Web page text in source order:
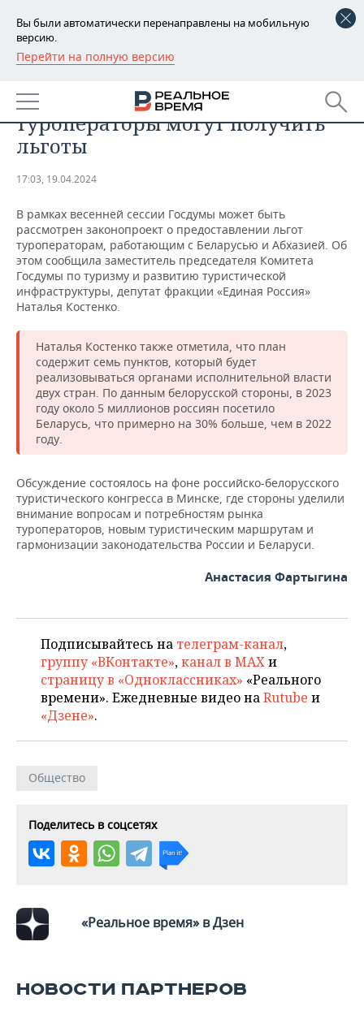
Вы были автоматически перенаправлены на мобильную
версию.
Перейти на полную версию
РЕГИОНЫ
БАШКОРТОСТАН
ТАТАРСТАН
НОВОСТИ
АНАЛИТИКА
ДЕКЛАРАЦИИ О ДОХОДАХ
КОРОЛИ ГОСЗАКАЗА ПФО
ВУЗЫ ТАТАРСТАНА
ТОРГОВЫЕ ЦЕНТРЫ
ТАТАРСТАНА
НОВОСТИ ЭКОНОМИКИ
ФИНАНСЫ
БАНКИ
ИНВЕСТИЦИИ
ПРОМЫШЛЕННОСТЬ
НОВОСТИ
ПРОМЫШЛЕННОСТИ
АГРОПРОМ
МАШИНОСТРОЕНИЕ
НЕФТЕХИМИЯ
НЕФТЬ
ОПК
ЭНЕРГЕТИКА
НЕДВИЖИМОСТЬ
НОВОСТИ НЕДВИЖИМОСТИ
АВТО
НОВОСТИ БИЗНЕСА
РОЗНИЧНАЯ ТОРГОВЛЯ
ТРАНСПОРТ
ТЕХНОЛОГИИ
НОВОСТИ ТЕХНОЛОГИЙ
ТЕЛЕКОММУНИКАЦИИ
МЕРОПРИЯТИЯ
НОВОСТИ МЕРОПРИЯТИЙ
БИЗНЕС-БРАНЧИ
ONLINE-КОНФЕРЕНЦИИ
СПОРТ
ФУТБОЛ
ХОККЕЙ
ВОЛЕЙБОЛ
КИБЕРСПОРТ
ФИГУРНОЕ КАТАНИЕ
НОВОСТИ ОБЩЕСТВА
ВЛАСТЬ
ИСТОРИЯ
КУЛЬТУРА
МЕДИЦИНА
ФОТОГАЛЕРЕЯ
СЮЖЕТЫ
СПИСОК ПЕРСОН
СПИСОК КОМПАНИЙ
ПОЛНАЯ ВЕРСИЯ
Работающие с Белоруссией
туроператоры могут получить
льготы
17:03, 19.04.2024
В рамках весенней сессии Госдумы может быть
рассмотрен законопроект о предоставлении льгот
туроператорам, работающим с Беларусью и Абхазией. Об
этом сообщила заместитель председателя Комитета
Госдумы по туризму и развитию туристической
инфраструктуры, депутат фракции «Единая Россия»
Наталья Костенко.
Наталья Костенко также отметила, что план
содержит семь пунктов, который будет
реализовываться органами исполнительной власти
двух стран. По данным белорусской стороны, в 2023
году около 5 миллионов россиян посетило
Беларусь, что примерно на 30% больше, чем в 2022
году.
Обсуждение состоялось на фоне российско-белорусского
туристического конгресса в Минске, где стороны уделили
внимание вопросам и потребностям рынка
туроператоров, новым туристическим маршрутам и
гармонизации законодательства России и Беларуси.
Анастасия Фартыгина
Подписывайтесь на телеграм-канал,
группу «ВКонтакте»,канал в MAXи
страницу в «Одноклассниках» «Реального
времени». Ежедневные видео наRutube и
«Дзене».
Общество
Поделитесь в соцсетях
«Реальное время» в Дзен
НОВОСТИ ПАРТНЕРОВ